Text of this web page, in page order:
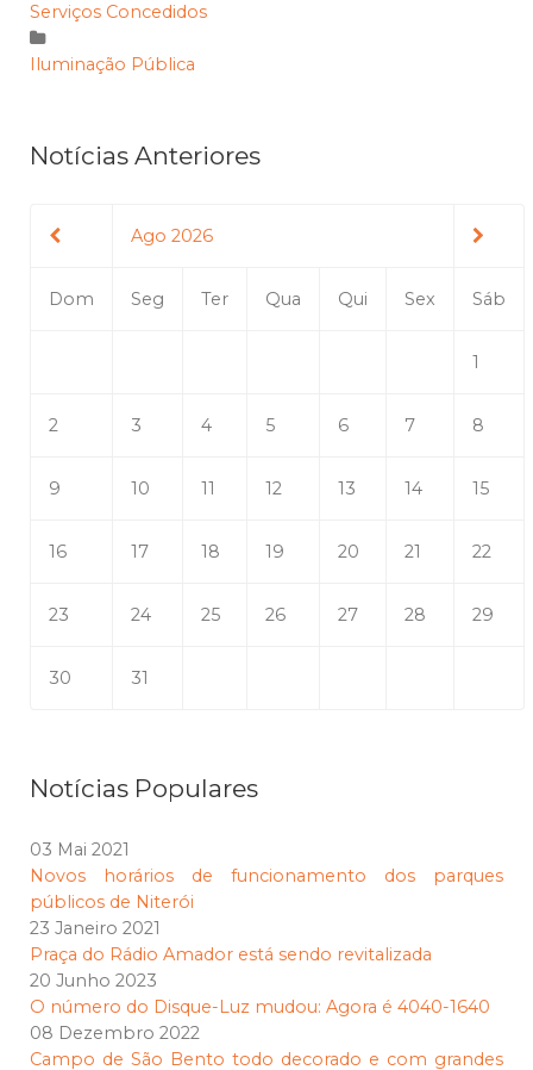
Serviços Concedidos
Iluminação Pública
Notícias Anteriores
Ago 2026
Dom Seg Ter Qua Qui Sex Sáb
1
2 3 4 5 6 7 8
9 10 11 12 13 14 15
16 17 18 19 20 21 22
23 24 25 26 27 28 29
30 31
Notícias Populares
03 Mai 2021
Novos horários de funcionamento dos parques
públicos de Niterói
23 Janeiro 2021
Praça do Rádio Amador está sendo revitalizada
20 Junho 2023
O número do Disque-Luz mudou: Agora é 4040-1640
08 Dezembro 2022
Campo de São Bento todo decorado e com grandes